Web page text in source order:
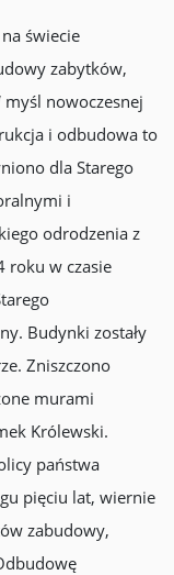
świecie
zabytków,
myśl nowoczesnej
i odbudowa to
dla Starego
i
odrodzenia z
roku w czasie
Budynki zostały
Zniszczono
murami
Królewski.
państwa
pięciu lat, wiernie
zabudowy,